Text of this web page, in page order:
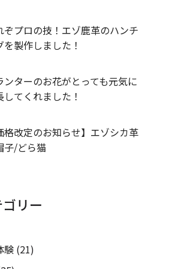
ぞプロの技！エゾ鹿革のハンチ
を製作しました！
ンターのお花がとっても元気に
してくれました！
格改定のお知らせ】エゾシカ革
子/どら猫
リー
験(21)